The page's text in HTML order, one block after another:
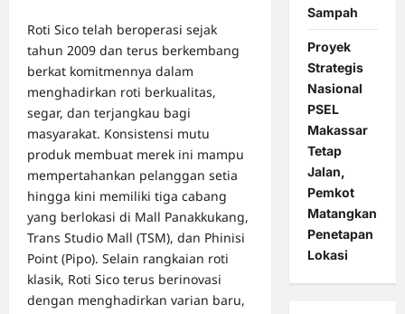
Roti Sico telah beroperasi sejak
tahun 2009 dan terus berkembang
berkat komitmennya dalam
menghadirkan roti berkualitas,
segar, dan terjangkau bagi
masyarakat. Konsistensi mutu
produk membuat merek ini mampu
mempertahankan pelanggan setia
hingga kini memiliki tiga cabang
yang berlokasi di Mall Panakkukang,
Trans Studio Mall (TSM), dan Phinisi
Point (Pipo). Selain rangkaian roti
klasik, Roti Sico terus berinovasi
dengan menghadirkan varian baru,
Sampah
Proyek
Strategis
Nasional
PSEL
Makassar
Tetap
Jalan,
Pemkot
Matangkan
Penetapan
Lokasi